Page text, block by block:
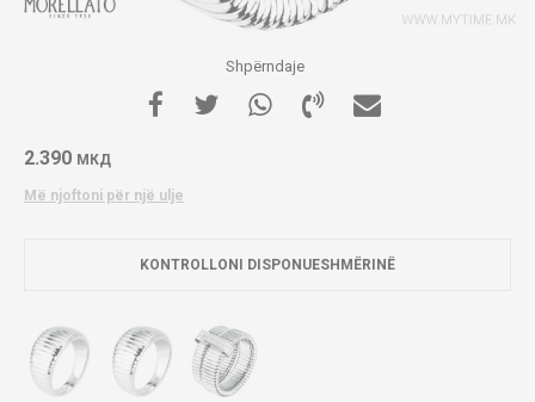
Shpërndaje
2.390 МКД
Më njoftoni për një ulje
KONTROLLONI DISPONUESHMËRINË